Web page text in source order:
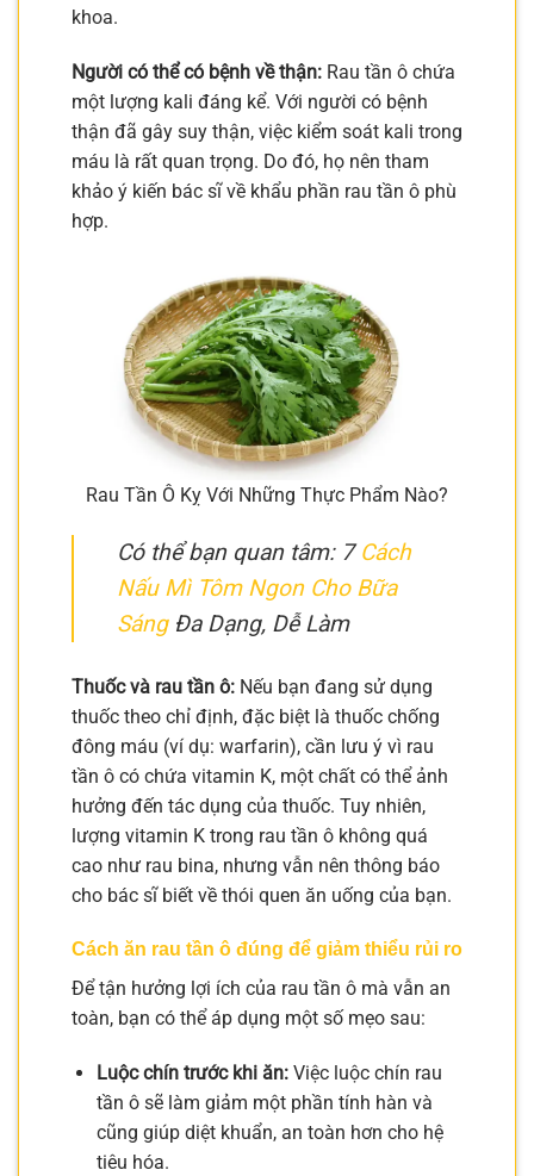
khoa.
Người có thể có bệnh về thận: Rau tần ô chứa
một lượng kali đáng kể. Với người có bệnh
thận đã gây suy thận, việc kiểm soát kali trong
máu là rất quan trọng. Do đó, họ nên tham
khảo ý kiến bác sĩ về khẩu phần rau tần ô phù
hợp.
Rau Tần Ô Kỵ Với Những Thực Phẩm Nào?
Có thể bạn quan tâm: 7Cách
Nấu Mì Tôm Ngon Cho Bữa
SángĐa Dạng, Dễ Làm
Thuốc và rau tần ô: Nếu bạn đang sử dụng
thuốc theo chỉ định, đặc biệt là thuốc chống
đông máu (ví dụ: warfarin), cần lưu ý vì rau
tần ô có chứa vitamin K, một chất có thể ảnh
hưởng đến tác dụng của thuốc. Tuy nhiên,
lượng vitamin K trong rau tần ô không quá
cao như rau bina, nhưng vẫn nên thông báo
cho bác sĩ biết về thói quen ăn uống của bạn.
Cách ăn rau tần ô đúng để giảm thiểu rủi ro
Để tận hưởng lợi ích của rau tần ô mà vẫn an
toàn, bạn có thể áp dụng một số mẹo sau:
Luộc chín trước khi ăn:Việc luộc chín rau
tần ô sẽ làm giảm một phần tính hàn và
cũng giúp diệt khuẩn, an toàn hơn cho hệ
tiêu hóa.